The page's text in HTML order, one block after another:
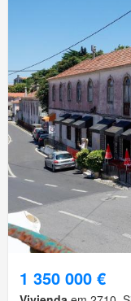
1 350 000 €